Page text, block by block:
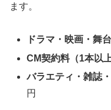
ます。
ドラマ・映画・舞
CM契約料（1本以上
バラエティ・雑誌
円